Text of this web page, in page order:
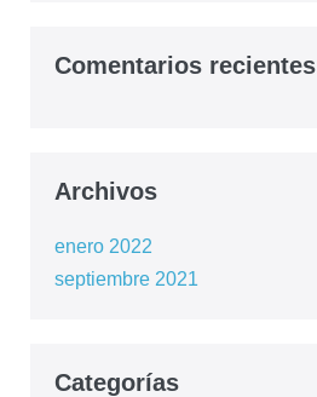
Comentarios recientes
Archivos
enero 2022
septiembre 2021
Categorías